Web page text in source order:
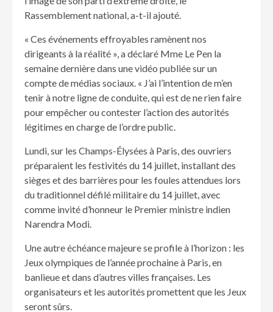
Rassemblement national, a-t-il ajouté.
« Ces événements effroyables ramènent nos
dirigeants à la réalité », a déclaré Mme Le Pen la
semaine dernière dans une vidéo publiée sur un
compte de médias sociaux. « J’ai l’intention de m’en
tenir à notre ligne de conduite, qui est de ne rien faire
pour empêcher ou contester l’action des autorités
légitimes en charge de l’ordre public.
Lundi, sur les Champs-Élysées à Paris, des ouvriers
préparaient les festivités du 14 juillet, installant des
sièges et des barrières pour les foules attendues lors
du traditionnel défilé militaire du 14 juillet, avec
comme invité d’honneur le Premier ministre indien
Narendra Modi.
Une autre échéance majeure se profile à l’horizon : les
Jeux olympiques de l’année prochaine à Paris, en
banlieue et dans d’autres villes françaises. Les
organisateurs et les autorités promettent que les Jeux
seront sûrs.